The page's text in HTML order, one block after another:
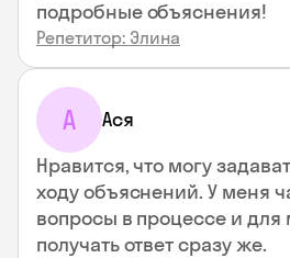
подробные объяснения!
Репетитор: Элина
А Ася
Нравится, что могу
ходу объяснений. У меня
вопросы в процессе и
получать ответ сразу же.